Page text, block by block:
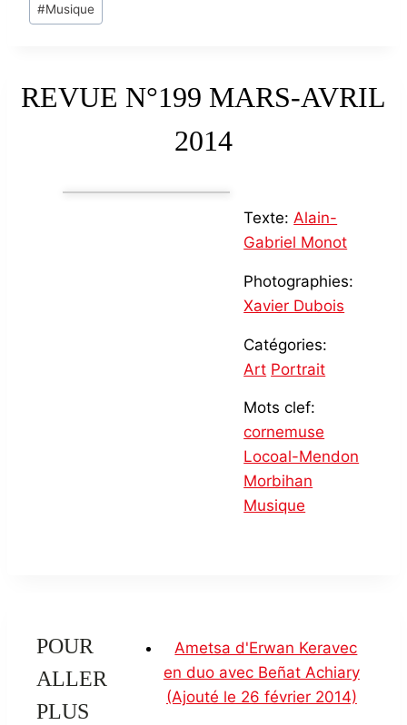
#Musique
REVUE N°199 MARS-AVRIL
2014
Texte: Alain-
Gabriel Monot
Photographies:
Xavier Dubois
Catégories:
Art Portrait
Mots clef:
cornemuse
Locoal-Mendon
Morbihan
Musique
POUR
ALLER
PLUS
Ametsa d'Erwan Keravec
en duo avec Beñat Achiary
(Ajouté le 26 février 2014)